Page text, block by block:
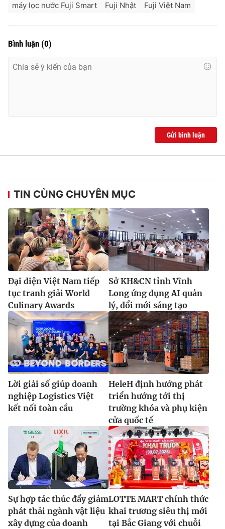
máy lọc nước Fuji Smart
Fuji Nhật Fuji Việt Nam
Bình luận (0)
Gửi bình luận
TIN CÙNG CHUYÊN MỤC
Đại diện Việt Nam tiếp
tục tranh giải World
Culinary Awards
Sở KH&CN tỉnh Vĩnh
Long ứng dụng AI quản
lý, đổi mới sáng tạo
Lời giải số giúp doanh
nghiệp Logistics Việt
kết nối toàn cầu
HeleH định hướng phát
triển hướng tới thị
trường khóa và phụ kiện
cửa quốc tế
Sự hợp tác thúc đẩy giảm
phát thải ngành vật liệu
xây dựng của doanh
LOTTE MART chính thức
khai trương siêu thị mới
tại Bắc Giang với chuỗi